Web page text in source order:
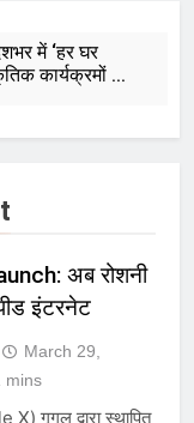
में ‘हर घर
कार्यक्रमों की
का अलर्ट
कई क्षेत्रों में
पर संसद में विपक्ष
की मांग
तेज़,
प्रदर्शनियों का
अब रोशनी
इंटरनेट
March 29,
mins
गूगल द्वारा स्थापित